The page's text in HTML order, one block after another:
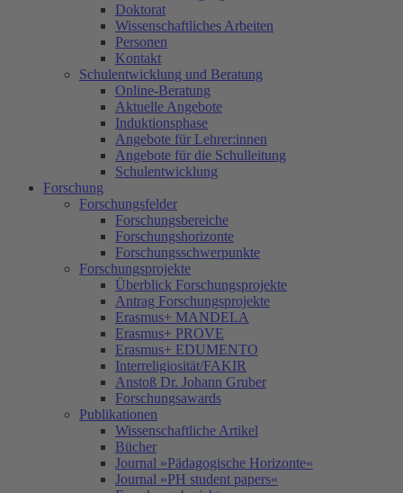
Doktorat
Wissenschaftliches Arbeiten
Personen
Kontakt
Schulentwicklung und Beratung
Online-Beratung
Aktuelle Angebote
Induktionsphase
Angebote für Lehrer:innen
Angebote für die Schulleitung
Schulentwicklung
Forschung
Forschungsfelder
Forschungsbereiche
Forschungshorizonte
Forschungsschwerpunkte
Forschungsprojekte
Überblick Forschungsprojekte
Antrag Forschungsprojekte
Erasmus+ MANDELA
Erasmus+ PROVE
Erasmus+ EDUMENTO
Interreligiosität/FAKIR
Anstoß Dr. Johann Gruber
Forschungsawards
Publikationen
Wissenschaftliche Artikel
Bücher
Journal »Pädagogische Horizonte«
Journal »PH student papers«